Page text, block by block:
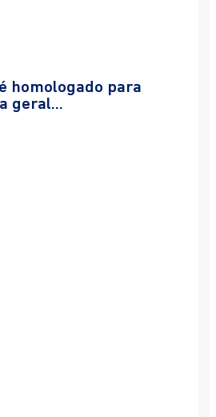
homologado para
geral...